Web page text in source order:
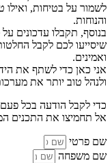
לשמור על בטיחות, ואילו
והנוחות.
בנוסף, תקבלו עדכונים
שיסייעו לכם לקבל
ואמינים.
אני כאן כדי לשתף את
ולנהל טוב יותר את
כדי לקבל הודעה בכל
אל תחמיצו את התכנים
שם פרטי
שם משפחה